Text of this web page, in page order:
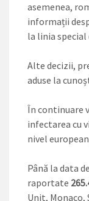
asemenea,
informații
la linia special
Alte decizii,
aduse la
În continuare
infectarea cu
nivel
Până la data
raportate
Unit, Monaco,